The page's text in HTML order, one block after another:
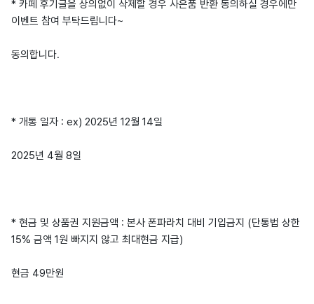
* 카페 후기글을 상의없이 삭제할 경우 사은품 반환 동의하실 경우에만
이벤트 참여 부탁드립니다~
동의합니다.
* 개통 일자 : ex) 2025년 12월 14일
2025년 4월 8일
* 현금 및 상품권 지원금액 : 본사 폰파라치 대비 기입금지 (단통법 상한
15% 금액 1원 빠지지 않고 최대현금 지급)
현금 49만원